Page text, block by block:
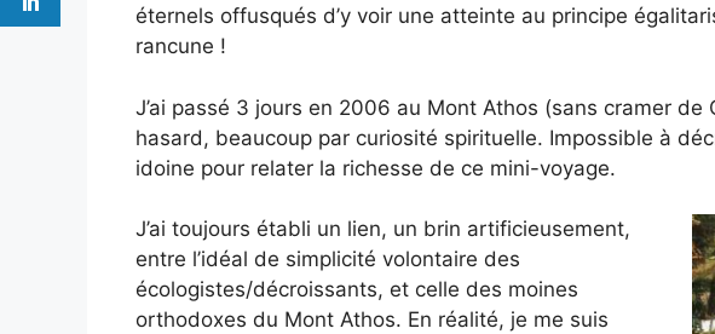
éternels offusqués d’y voir une atteinte au principe
rancune !
J’ai passé 3 jours en 2006 au Mont Athos (sans cramer
hasard, beaucoup par curiosité spirituelle. Impossible à
idoine pour relater la richesse de ce mini-voyage.
J’ai toujours établi un lien, un brin artificieusement,
entre l’idéal de simplicité volontaire des
écologistes/décroissants, et celle des moines
orthodoxes du Mont Athos. En réalité, je me suis